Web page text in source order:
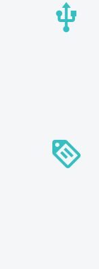



